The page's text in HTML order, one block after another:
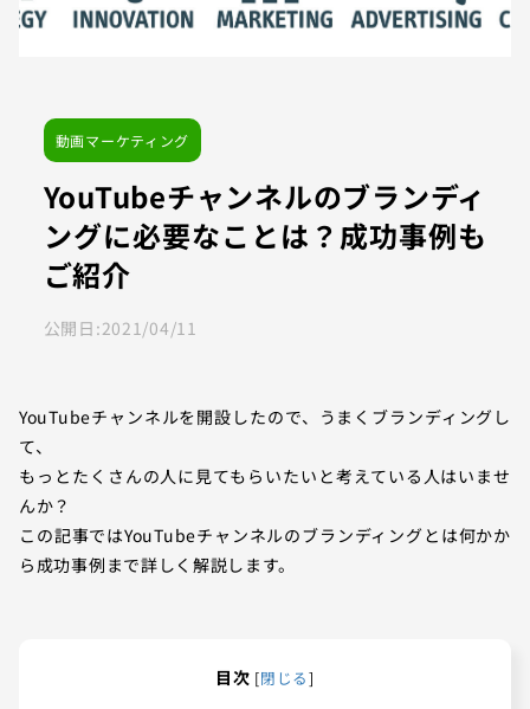
動画マーケティング
YouTubeチャンネルのブランディ
ングに必要なことは？成功事例も
ご紹介
公開日:2021/04/11
YouTubeチャンネルを開設したので、うまくブランディングし
て、
もっとたくさんの人に見てもらいたいと考えている人はいませ
んか？
この記事ではYouTubeチャンネルのブランディングとは何かか
ら成功事例まで詳しく解説します。
目次 [閉じる]